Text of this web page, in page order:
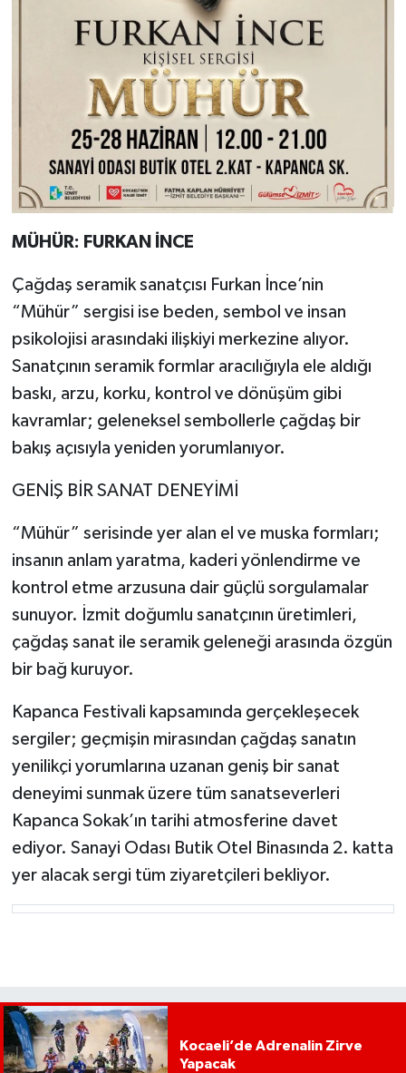
MÜHÜR: FURKAN İNCE
Çağdaş seramik sanatçısı Furkan İnce’nin
“Mühür” sergisi ise beden, sembol ve insan
psikolojisi arasındaki ilişkiyi merkezine alıyor.
Sanatçının seramik formlar aracılığıyla ele aldığı
baskı, arzu, korku, kontrol ve dönüşüm gibi
kavramlar; geleneksel sembollerle çağdaş bir
bakış açısıyla yeniden yorumlanıyor.
GENİŞ BİR SANAT DENEYİMİ
“Mühür” serisinde yer alan el ve muska formları;
insanın anlam yaratma, kaderi yönlendirme ve
kontrol etme arzusuna dair güçlü sorgulamalar
sunuyor. İzmit doğumlu sanatçının üretimleri,
çağdaş sanat ile seramik geleneği arasında özgün
bir bağ kuruyor.
Kapanca Festivali kapsamında gerçekleşecek
sergiler; geçmişin mirasından çağdaş sanatın
yenilikçi yorumlarına uzanan geniş bir sanat
deneyimi sunmak üzere tüm sanatseverleri
Kapanca Sokak’ın tarihi atmosferine davet
ediyor. Sanayi Odası Butik Otel Binasında 2. katta
yer alacak sergi tüm ziyaretçileri bekliyor.
Kocaeli’de Adrenalin Zirve
Yapacak